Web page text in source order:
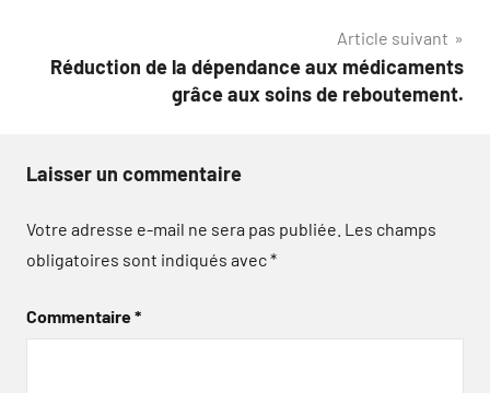
Article suivant
Réduction de la dépendance aux médicaments
grâce aux soins de reboutement.
Laisser un commentaire
Votre adresse e-mail ne sera pas publiée. Les champs
obligatoires sont indiqués avec*
Commentaire*